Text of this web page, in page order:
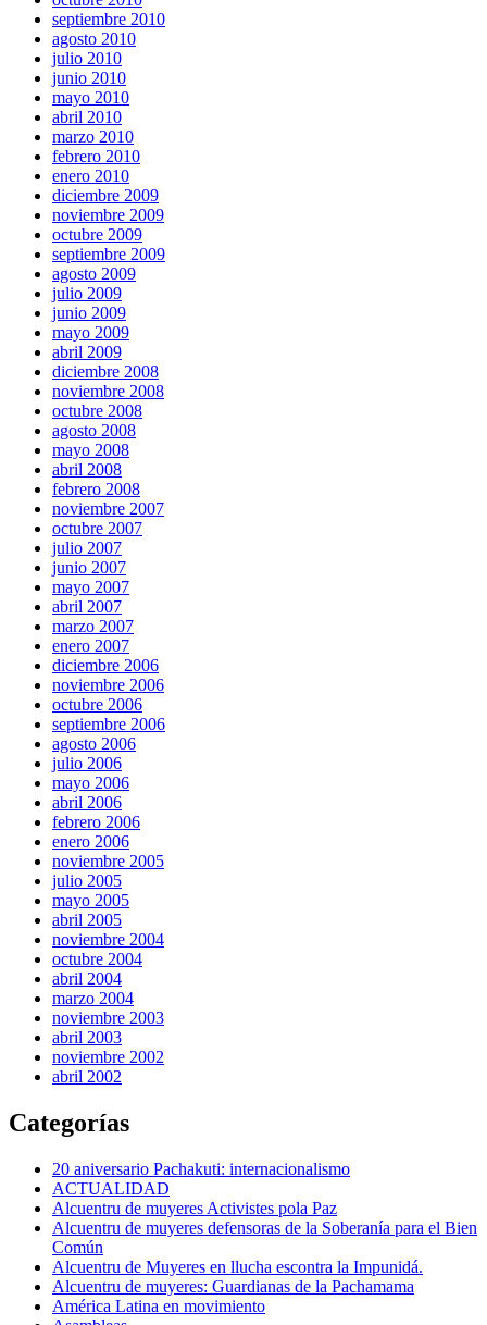
septiembre 2010
agosto 2010
julio 2010
junio 2010
mayo 2010
abril 2010
marzo 2010
febrero 2010
enero 2010
diciembre 2009
noviembre 2009
octubre 2009
septiembre 2009
agosto 2009
julio 2009
junio 2009
mayo 2009
abril 2009
diciembre 2008
noviembre 2008
octubre 2008
agosto 2008
mayo 2008
abril 2008
febrero 2008
noviembre 2007
octubre 2007
julio 2007
junio 2007
mayo 2007
abril 2007
marzo 2007
enero 2007
diciembre 2006
noviembre 2006
octubre 2006
septiembre 2006
agosto 2006
julio 2006
mayo 2006
abril 2006
febrero 2006
enero 2006
noviembre 2005
julio 2005
mayo 2005
abril 2005
noviembre 2004
octubre 2004
abril 2004
marzo 2004
noviembre 2003
abril 2003
noviembre 2002
abril 2002
Categorías
20 aniversario Pachakuti: internacionalismo
ACTUALIDAD
Alcuentru de muyeres Activistes pola Paz
Alcuentru de muyeres defensoras de la Soberanía para el Bien
Común
Alcuentru de Muyeres en llucha escontra la Impunidá.
Alcuentru de muyeres: Guardianas de la Pachamama
América Latina en movimiento